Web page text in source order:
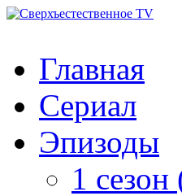
Главная
Сериал
Эпизоды
1